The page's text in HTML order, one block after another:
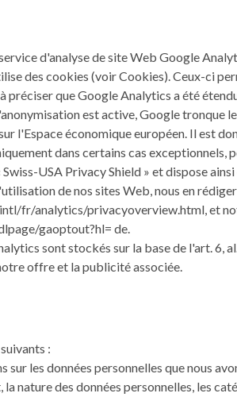
d'analyse de site Web Google
des cookies (voir Cookies). Ceux-ci
préciser que Google Analytics a été
est active, Google tronque
l'Espace économique européen. Il est
dans certains cas
Swiss-USA Privacy Shield » et dispose
de nos sites Web, nous en
fr/analytics/privacyoverview.html, et
gaoptout?hl= de.
sont stockés sur la base de l'art. 6,
offre et la publicité associée.
:
sur les données personnelles que nous
nature des données personnelles, les